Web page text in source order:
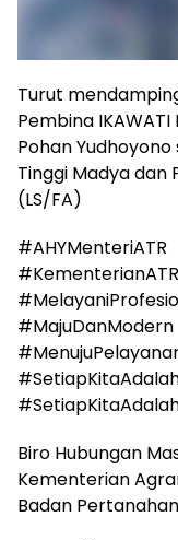
Turut
Pembina
Pohan
Tinggi Madya dan
(LS/FA)
#AHYMenteriATR
#MajuDanModern
Biro Hubungan
Kementerian
Badan